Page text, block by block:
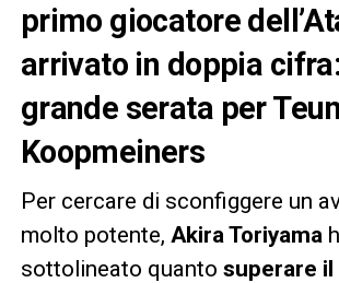
primo giocatore
arrivato in doppia
grande serata per Teun
Koopmeiners
Per cercare di sconfiggere un
molto potente, Akira Toriyama
sottolineato quanto superare